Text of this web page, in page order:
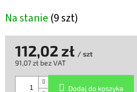
Na stanie (9 szt)
112,02 zł / szt
91,07 zł bez VAT
jednostkowa:
Dodaj do koszyka